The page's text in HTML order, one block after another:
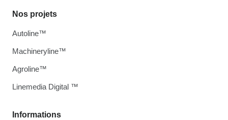
Informations
Nos projets
Autoline™
Machineryline™
Agroline™
Linemedia Digital ™